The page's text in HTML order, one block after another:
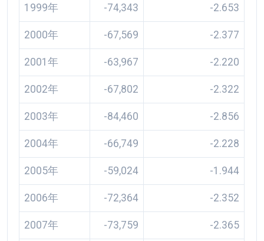
1999年 -74,343 -2.653
2000年 -67,569 -2.377
2001年 -63,967 -2.220
2002年 -67,802 -2.322
2003年 -84,460 -2.856
2004年 -66,749 -2.228
2005年 -59,024 -1.944
2006年 -72,364 -2.352
2007年 -73,759 -2.365